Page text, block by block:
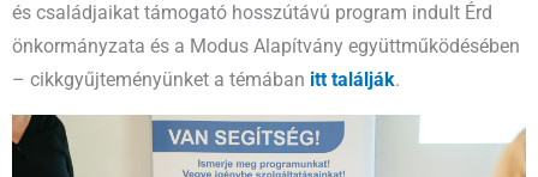
és családjaikat támogató hosszútávú program indult Érd
önkormányzata és a Modus Alapítvány együttműködésében
– cikkgyűjteményünket a témában itt találják.